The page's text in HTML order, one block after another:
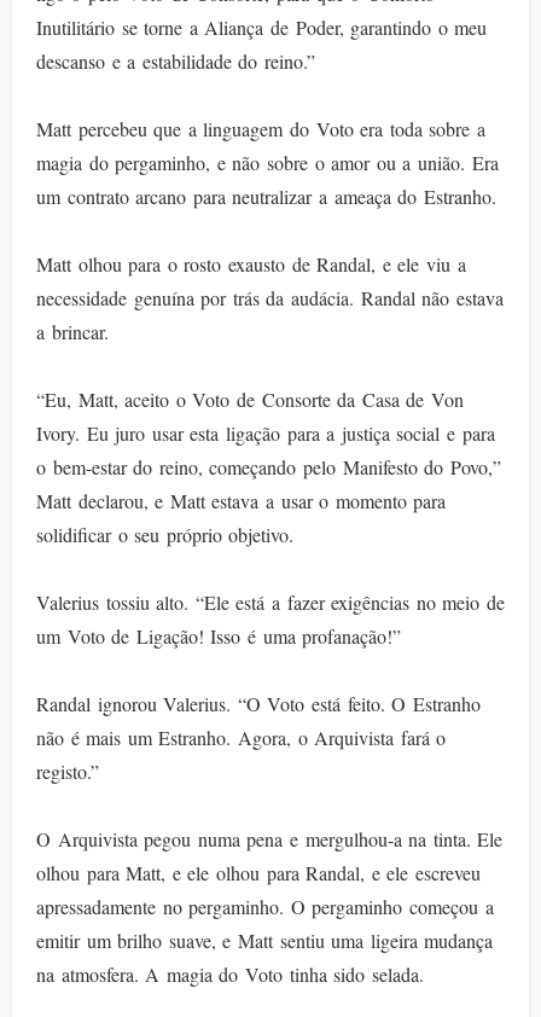
Inutilitário se torne a Aliança de Poder, garantindo o meu
descanso e a estabilidade do reino.”
Matt percebeu que a linguagem do Voto era toda sobre a
magia do pergaminho, e não sobre o amor ou a união. Era
um contrato arcano para neutralizar a ameaça do Estranho.
Matt olhou para o rosto exausto de Randal, e ele viu a
necessidade genuína por trás da audácia. Randal não estava
a brincar.
“Eu, Matt, aceito o Voto de Consorte da Casa de Von
Ivory. Eu juro usar esta ligação para a justiça social e para
o bem-estar do reino, começando pelo Manifesto do Povo,”
Matt declarou, e Matt estava a usar o momento para
solidificar o seu próprio objetivo.
Valerius tossiu alto. “Ele está a fazer exigências no meio de
um Voto de Ligação! Isso é uma profanação!”
Randal ignorou Valerius. “O Voto está feito. O Estranho
não é mais um Estranho. Agora, o Arquivista fará o
registo.”
O Arquivista pegou numa pena e mergulhou-a na tinta. Ele
olhou para Matt, e ele olhou para Randal, e ele escreveu
apressadamente no pergaminho. O pergaminho começou a
emitir um brilho suave, e Matt sentiu uma ligeira mudança
na atmosfera. A magia do Voto tinha sido selada.